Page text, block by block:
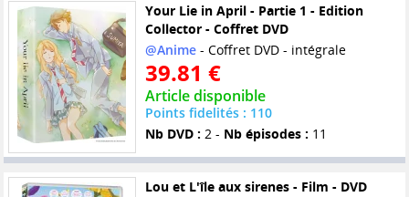
Your Lie in April - Partie 1 - Edition
Collector - Coffret DVD
@Anime- Coffret DVD - intégrale
39.81 €
Article disponible
Points fidelités : 110
Nb DVD : 2 - Nb épisodes : 11
Lou et L'île aux sirenes - Film - DVD